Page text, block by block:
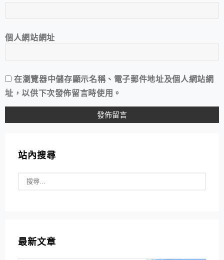
個人網站網址
在瀏覽器中儲存顯示名稱、電子郵件地址及個人網站網
址，以供下次發佈留言時使用。
站內搜尋
最新文章